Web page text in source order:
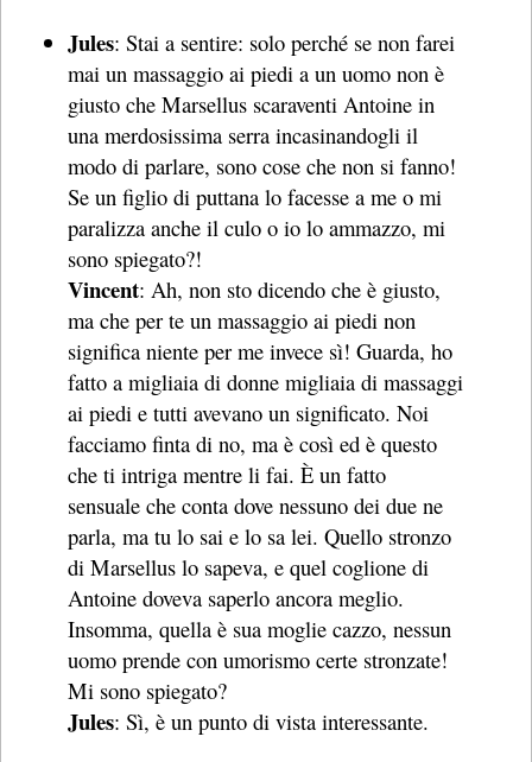
Jules: Stai a sentire: solo perché se non farei
mai un massaggio ai piedi a un uomo non è
giusto che Marsellus scaraventi Antoine in
una merdosissima serra incasinandogli il
modo di parlare, sono cose che non si fanno!
Se un figlio di puttana lo facesse a me o mi
paralizza anche il culo o io lo ammazzo, mi
sono spiegato?!
Vincent: Ah, non sto dicendo che è giusto,
ma che per te un massaggio ai piedi non
significa niente per me invece sì! Guarda, ho
fatto a migliaia di donne migliaia di massaggi
ai piedi e tutti avevano un significato. Noi
facciamo finta di no, ma è così ed è questo
che ti intriga mentre li fai. È un fatto
sensuale che conta dove nessuno dei due ne
parla, ma tu lo sai e lo sa lei. Quello stronzo
di Marsellus lo sapeva, e quel coglione di
Antoine doveva saperlo ancora meglio.
Insomma, quella è sua moglie cazzo, nessun
uomo prende con umorismo certe stronzate!
Mi sono spiegato?
Jules: Sì, è un punto di vista interessante.